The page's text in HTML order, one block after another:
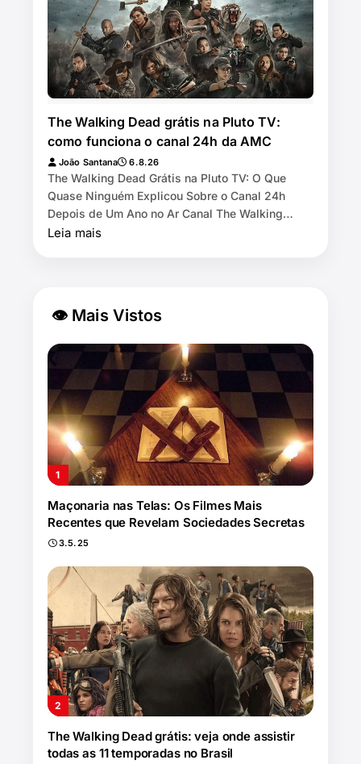
The Walking Dead grátis na Pluto TV:
como funciona o canal 24h da AMC
João Santana 6.8.26
The Walking Dead Grátis na Pluto TV: O Que
Quase Ninguém Explicou Sobre o Canal 24h
Depois de Um Ano no Ar Canal The Walking
Dead by AMC exibe as 11 temporadas de graça
Leia mais
👁 Mais Vistos
Maçonaria nas Telas: Os Filmes Mais
Recentes que Revelam Sociedades Secretas
3.5.25
The Walking Dead grátis: veja onde assistir
todas as 11 temporadas no Brasil